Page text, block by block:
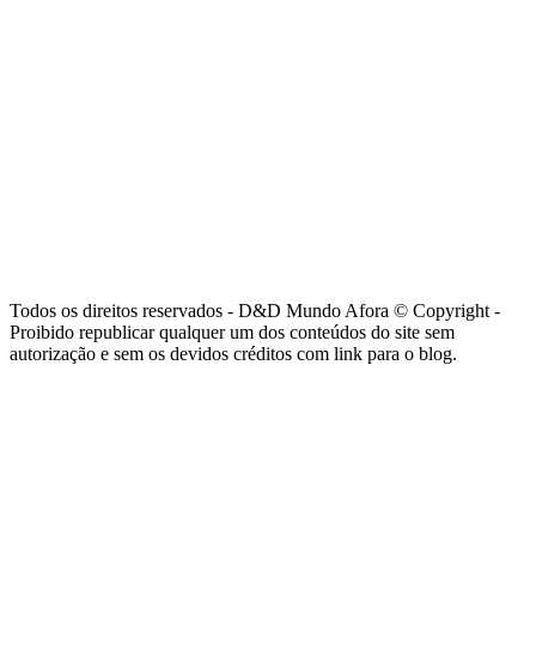
Todos os direitos reservados - D&D Mundo Afora © Copyright -
Proibido republicar qualquer um dos conteúdos do site sem
autorização e sem os devidos créditos com link para o blog.